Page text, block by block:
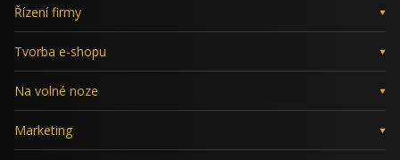
Řízení firmy
Tvorba e-shopu
Na volné noze
Marketing